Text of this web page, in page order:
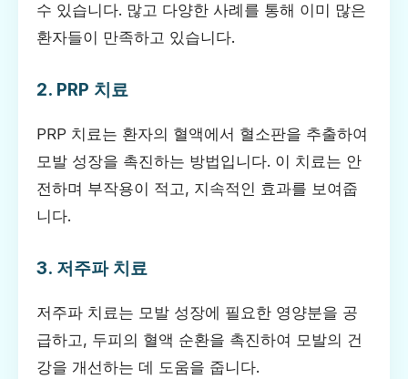
수 있습니다. 많고 다양한 사례를 통해 이미 많은
환자들이 만족하고 있습니다.
2. PRP 치료
PRP 치료는 환자의 혈액에서 혈소판을 추출하여
모발 성장을 촉진하는 방법입니다. 이 치료는 안
전하며 부작용이 적고, 지속적인 효과를 보여줍
니다.
3. 저주파 치료
저주파 치료는 모발 성장에 필요한 영양분을 공
급하고, 두피의 혈액 순환을 촉진하여 모발의 건
강을 개선하는 데 도움을 줍니다.